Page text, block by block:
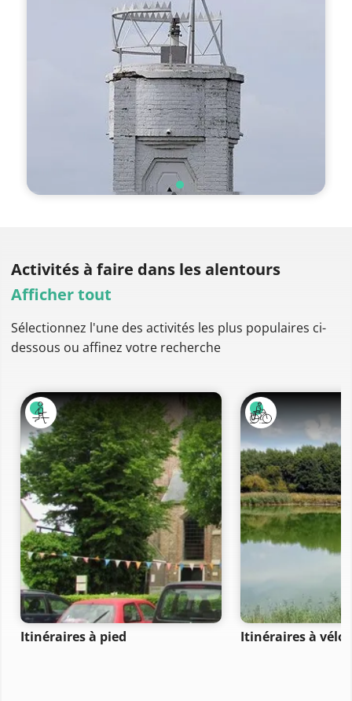
Activités à faire dans les alentours
Afficher tout
Sélectionnez l'une des activités les plus populaires ci-
dessous ou affinez votre recherche
Itinéraires à pied Itinéraires à vélo